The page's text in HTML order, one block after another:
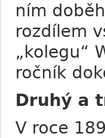
ním
rozdílem
„kolegu“
ročník
Druhý a
V roce